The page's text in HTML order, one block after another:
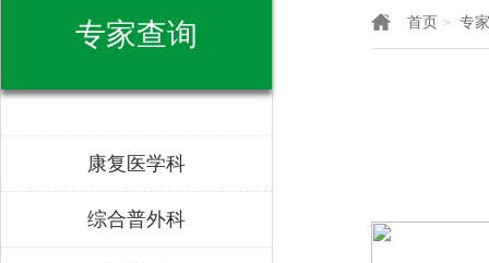
专家查询
康复医学科
综合普外科
首页 > 专